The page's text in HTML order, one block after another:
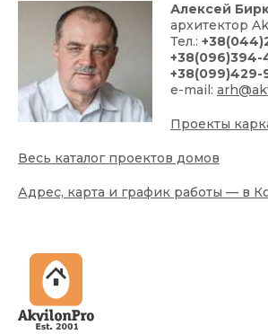
Алексей
архитектор
Тел.:
+38(096)394-
+38(099)429-
e-mail:
Проекты
Весь каталог проектов домов
Адрес, карта и график работы — в